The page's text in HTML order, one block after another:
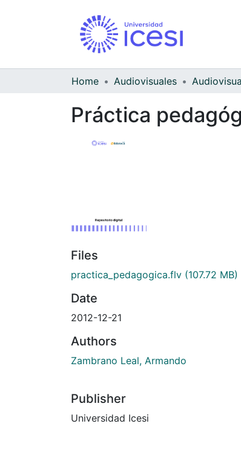
Home Audiovisuales
Práctica
Files
practica_pedagogica.flv (107.72 MB)
Date
2012-12-21
Authors
Zambrano Leal, Armando
Publisher
Universidad Icesi